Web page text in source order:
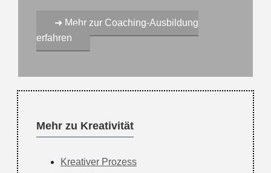
➜ Mehr zur Coaching-Ausbildung
erfahren
Mehr zu Kreativität
Kreativer Prozess